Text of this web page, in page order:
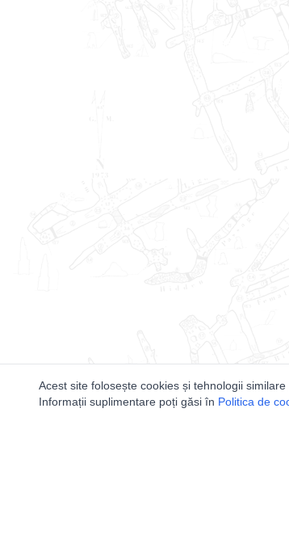
Acest site folosește cookies și tehnologii
Informații suplimentare poți găsi în Politica de